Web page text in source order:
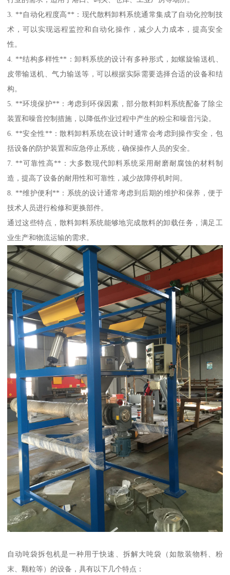
3. **自动化程度高**：现代散料卸料系统通常集成了自动化控制技
术，可以实现远程监控和自动化操作，减少人力成本，提高安全
性。
4. **结构多样性**：卸料系统的设计有多种形式，如螺旋输送机、
皮带输送机、气力输送等，可以根据实际需要选择合适的设备和结
构。
5. **环境保护**：考虑到环保因素，部分散料卸料系统配备了除尘
装置和噪音控制措施，以降低作业过程中产生的粉尘和噪音污染。
6. **安全性**：散料卸料系统在设计时通常会考虑到操作安全，包
括设备的防护装置和应急停止系统，确保操作人员的安全。
7. **可靠性高**：大多数现代卸料系统采用耐磨耐腐蚀的材料制
造，提高了设备的耐用性和可靠性，减少故障停机时间。
8. **维护便利**：系统的设计通常考虑到后期的维护和保养，便于
技术人员进行检修和更换部件。
通过这些特点，散料卸料系统能够地完成散料的卸载任务，满足工
业生产和物流运输的需求。
自动吨袋拆包机是一种用于快速、拆解大吨袋（如散装物料、粉
末、颗粒等）的设备，具有以下几个特点：